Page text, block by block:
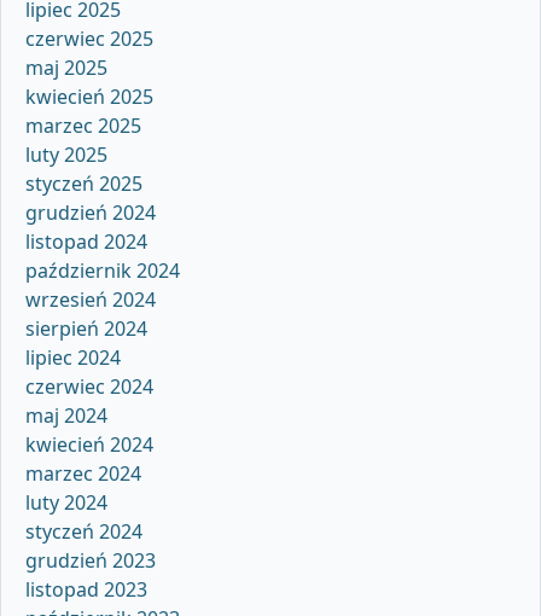
lipiec 2025
czerwiec 2025
maj 2025
kwiecień 2025
marzec 2025
luty 2025
styczeń 2025
grudzień 2024
listopad 2024
październik 2024
wrzesień 2024
sierpień 2024
lipiec 2024
czerwiec 2024
maj 2024
kwiecień 2024
marzec 2024
luty 2024
styczeń 2024
grudzień 2023
listopad 2023